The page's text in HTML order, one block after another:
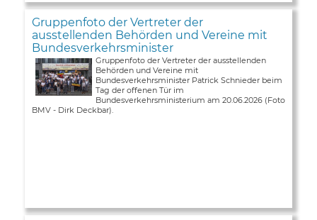
Gruppenfoto der Vertreter der
ausstellenden Behörden und Vereine mit
Bundesverkehrsminister
Gruppenfoto der Vertreter der ausstellenden
Behörden und Vereine mit
Bundesverkehrsminister Patrick Schnieder beim
Tag der offenen Tür im
Bundesverkehrsministerium am 20.06.2026 (Foto
BMV - Dirk Deckbar).